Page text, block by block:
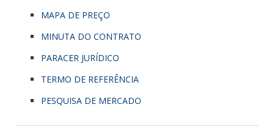
MAPA DE PREÇO
MINUTA DO CONTRATO
PARACER JURÍDICO
TERMO DE REFERÊNCIA
PESQUISA DE MERCADO